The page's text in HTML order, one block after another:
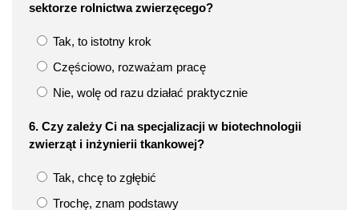
sektorze rolnictwa zwierzęcego?
Tak, to istotny krok
Częściowo, rozważam pracę
Nie, wolę od razu działać praktycznie
6. Czy zależy Ci na specjalizacji w biotechnologii
zwierząt i inżynierii tkankowej?
Tak, chcę to zgłębić
Trochę, znam podstawy